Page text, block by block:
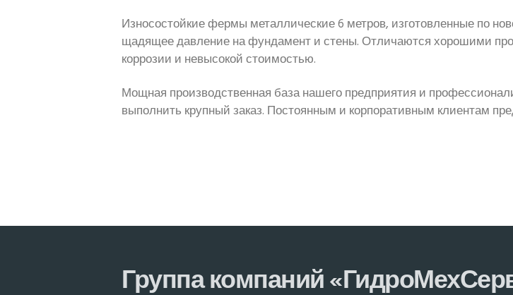
Износостойкие фермы металлические 6 метров, изготовленные по
щадящее давление на фундамент и стены. Отличаются хорошими
коррозии и невысокой стоимостью.
Мощная производственная база нашего предприятия и
выполнить крупный заказ. Постоянным и корпоративным клиентам
Группа компаний